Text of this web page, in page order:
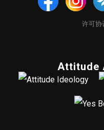
许可协
Attitude